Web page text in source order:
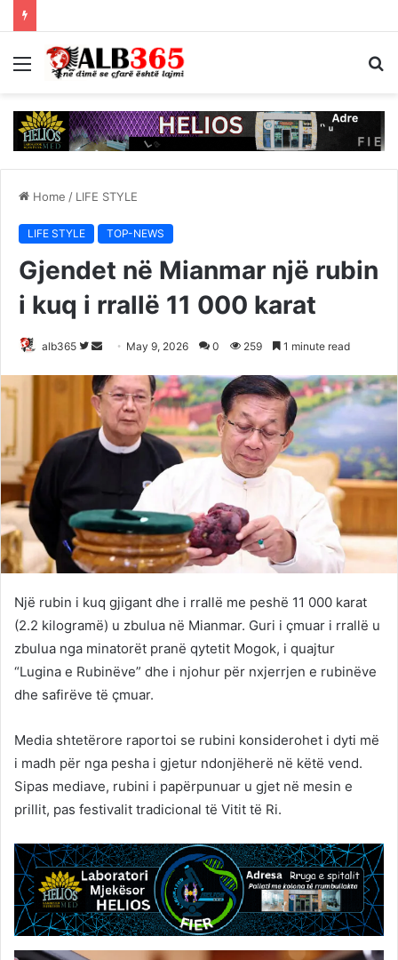
Menu
Home / LIFE STYLE
LIFE STYLE TOP-NEWS
Gjendet në Mianmar një rubin
i kuq i rrallë 11 000 karat
alb365
Follow
Twitter
Send
email
May 9, 2026 0 259 1 minute read
Një rubin i kuq gjigant dhe i rrallë me peshë 11 000 karat
(2.2 kilogramë) u zbulua në Mianmar. Guri i çmuar i rrallë u
zbulua nga minatorët pranë qytetit Mogok, i quajtur
“Lugina e Rubinëve” dhe i njohur për nxjerrjen e rubinëve
dhe safirëve të çmuar.
Media shtetërore raportoi se rubini konsiderohet i dyti më
i madh për nga pesha i gjetur ndonjëherë në këtë vend.
Sipas mediave, rubini i papërpunuar u gjet në mesin e
prillit, pas festivalit tradicional të Vitit të Ri.